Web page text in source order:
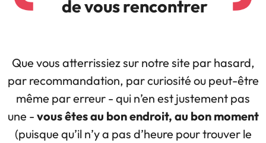
de vous rencontrer
Que vous atterrissiez sur notre site par hasard,
par recommandation, par curiosité ou peut-être
même par erreur - qui n’en est justement pas
une - vous êtes au bon endroit, au bon moment
(puisque qu’il n’y a pas d’heure pour trouver le